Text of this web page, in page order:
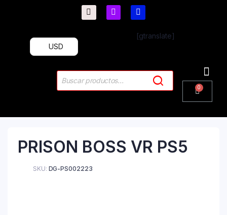
[gtranslate]
USD
PRISON BOSS VR PS5
SKU: DG-PS002223